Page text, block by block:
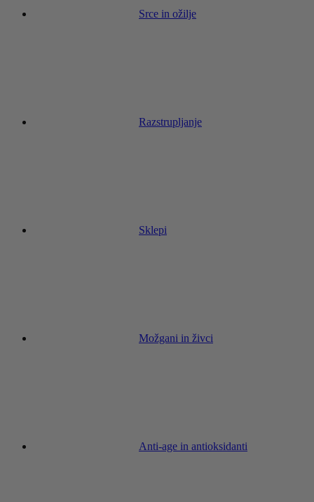
Srce in ožilje
Razstrupljanje
Sklepi
Možgani in živci
Anti-age in antioksidanti